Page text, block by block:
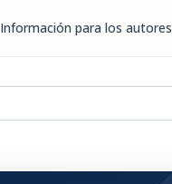
Información para los autores